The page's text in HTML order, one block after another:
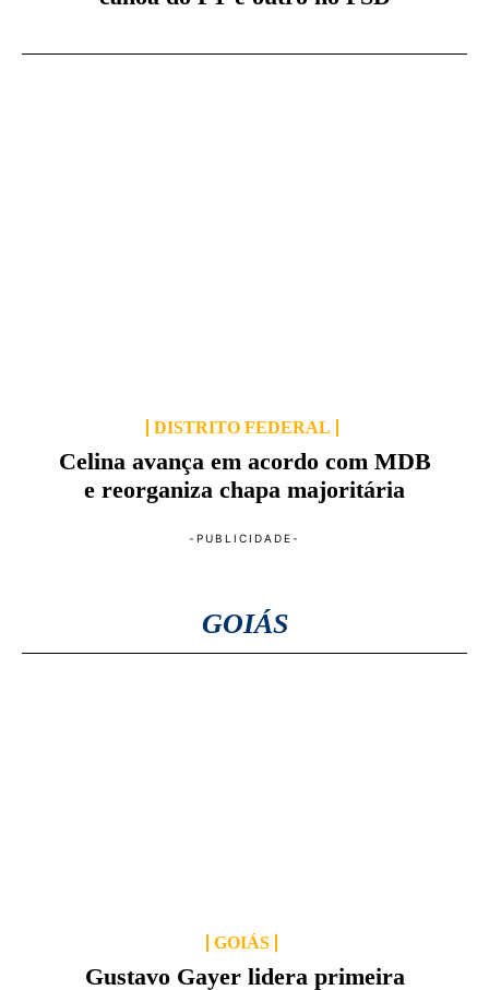
DISTRITO FEDERAL
Celina avança em acordo com MDB
e reorganiza chapa majoritária
GOIÁS
GOIÁS
Gustavo Gayer lidera primeira